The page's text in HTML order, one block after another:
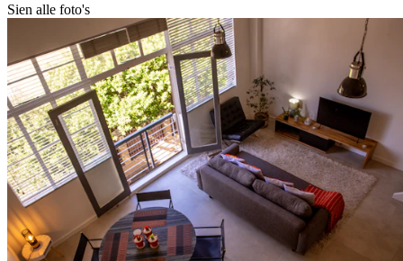
Sien alle foto's